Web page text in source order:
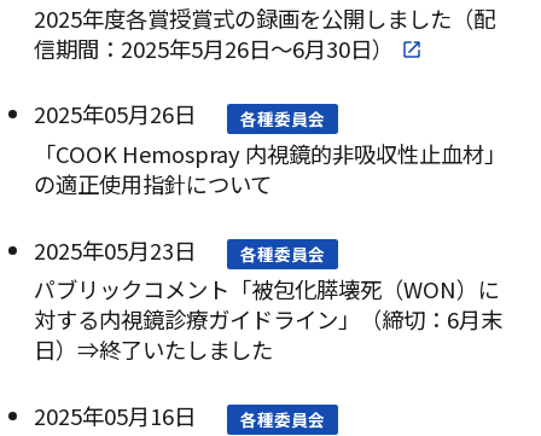
2025年度各賞授賞式の録画を公開しました（配
信期間：2025年5月26日～6月30日）
2025年05月26日 各種委員会
「COOK Hemospray 内視鏡的非吸収性止血材」
の適正使用指針について
2025年05月23日 各種委員会
パブリックコメント「被包化膵壊死（WON）に
対する内視鏡診療ガイドライン」（締切：6月末
日）⇒終了いたしました
2025年05月16日 各種委員会